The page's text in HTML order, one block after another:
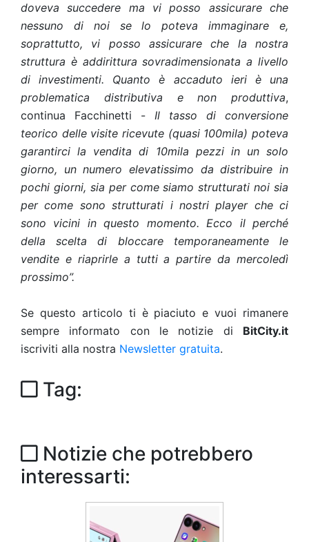
doveva succedere ma vi posso assicurare che
nessuno di noi se lo poteva immaginare e,
soprattutto, vi posso assicurare che la nostra
struttura è addirittura sovradimensionata a livello
di investimenti. Quanto è accaduto ieri è una
problematica distributiva e non produttiva,
continua Facchinetti - Il tasso di conversione
teorico delle visite ricevute (quasi 100mila) poteva
garantirci la vendita di 10mila pezzi in un solo
giorno, un numero elevatissimo da distribuire in
pochi giorni, sia per come siamo strutturati noi sia
per come sono strutturati i nostri player che ci
sono vicini in questo momento. Ecco il perché
della scelta di bloccare temporaneamente le
vendite e riaprirle a tutti a partire da mercoledì
prossimo”.
Se questo articolo ti è piaciuto e vuoi rimanere
sempre informato con le notizie di BitCity.it
iscriviti alla nostra Newsletter gratuita.
Tag:
Notizie che potrebbero
interessarti: